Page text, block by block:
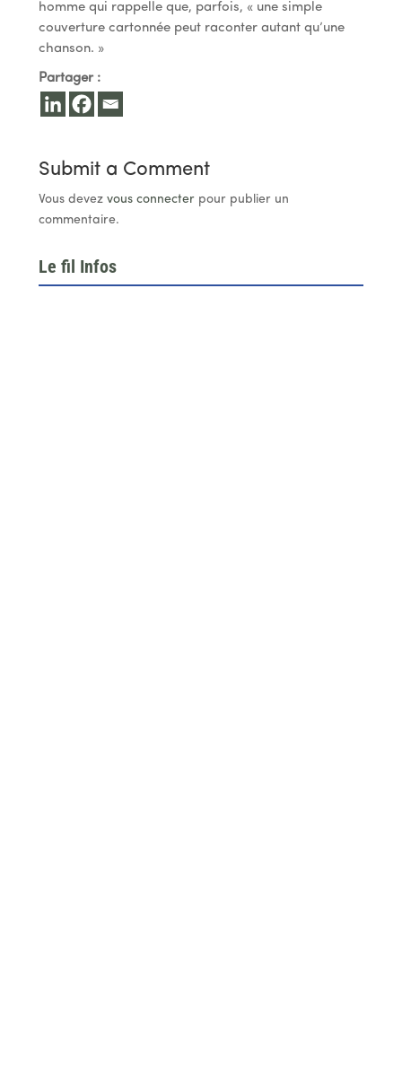
homme qui rappelle que, parfois, « une simple
couverture cartonnée peut raconter autant qu’une
chanson. »
Partager :
Submit a Comment
Vous devez vous connecterpour publier un
commentaire.
Le fil Infos